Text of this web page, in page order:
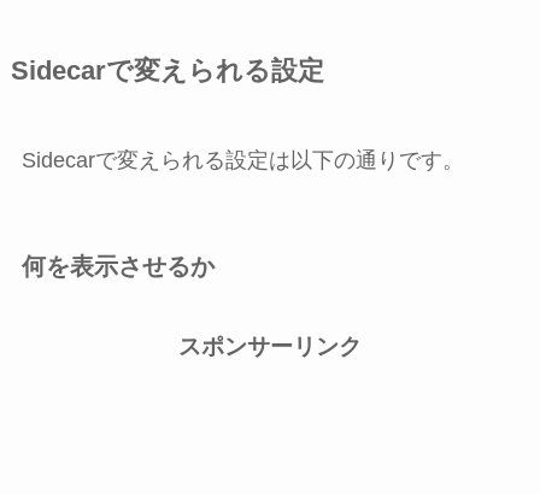
Sidecarで変えられる設定
Sidecarで変えられる設定は以下の通りです。
何を表示させるか
スポンサーリンク